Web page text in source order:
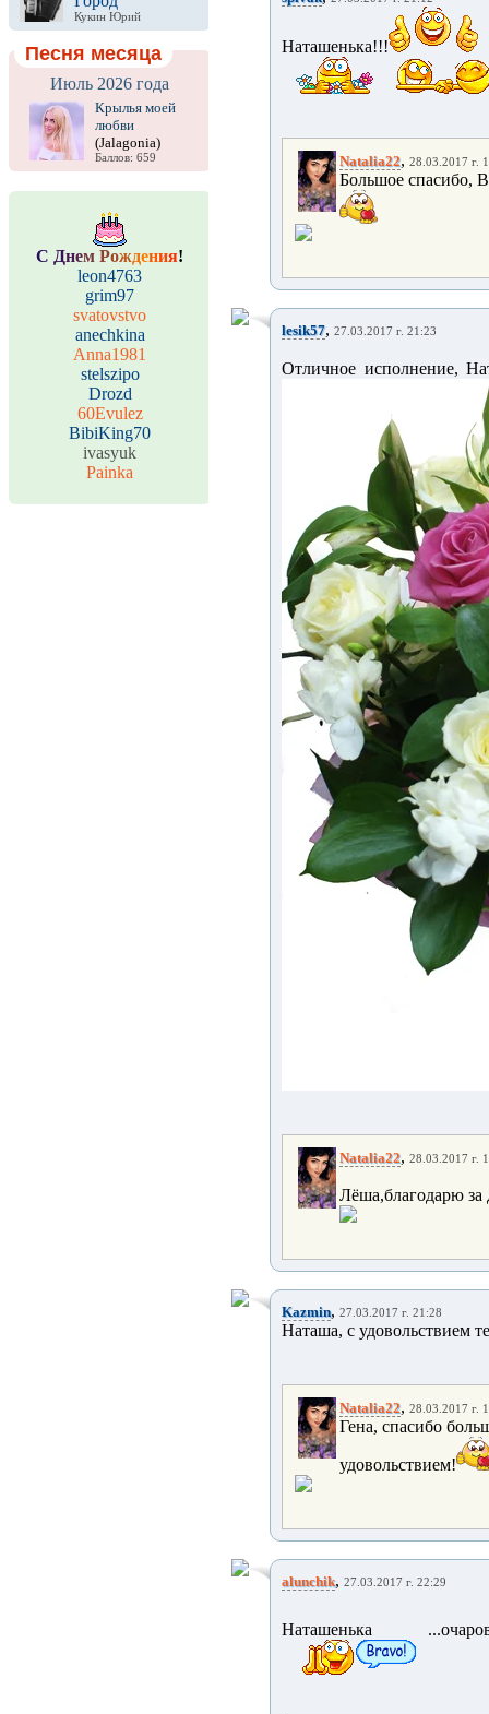
Кукин Юрий
Песня месяца
Июль 2026 года
Крылья моей
любви
(Jalagonia)
Баллов: 659
С Днем Рождения!
leon4763
grim97
svatovstvo
anechkina
Anna1981
stelszipo
Drozd
60Evulez
BibiKing70
ivasyuk
Painka
Наташенька!!!
Natalia22, 28.03.2017 г.
Большое спасибо,
lesik57, 27.03.2017 г. 21:23
Отличное исполнение,
Natalia22, 28.03.2017 г.
Лёша,благодарю
Kazmin, 27.03.2017 г. 21:28
Наташа, с удовольствием
Natalia22, 28.03.2017 г.
Гена, спасибо
удовольствием!
alunchik, 27.03.2017 г. 22:29
Наташенька